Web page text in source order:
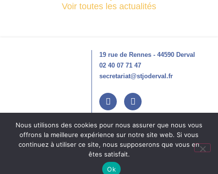
Voir toutes les actualités
19 rue de Rennes - 44590 Derval
02 40 07 71 47
secretariat@stjoderval.fr
Politique de confidentialité Réalisation
Nous utilisons des cookies pour nous assurer que nous vous
offrons la meilleure expérience sur notre site web. Si vous
continuez à utiliser ce site, nous supposerons que vous en
êtes satisfait.
Ok
Engagé pour l’environnement : compensation de l’impact